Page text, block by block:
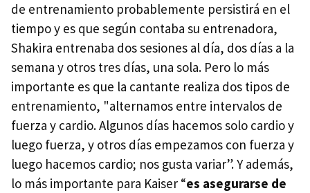
de entrenamiento probablemente persistirá en el
tiempo y es que según contaba su entrenadora,
Shakira entrenaba dos sesiones al día, dos días a la
semana y otros tres días, una sola. Pero lo más
importante es que la cantante realiza dos tipos de
entrenamiento, "alternamos entre intervalos de
fuerza y ​​cardio. Algunos días hacemos solo cardio y
luego fuerza, y otros días empezamos con fuerza y ​​
luego hacemos cardio; nos gusta variar”. Y además,
lo más importante para Kaiser “es asegurarse de